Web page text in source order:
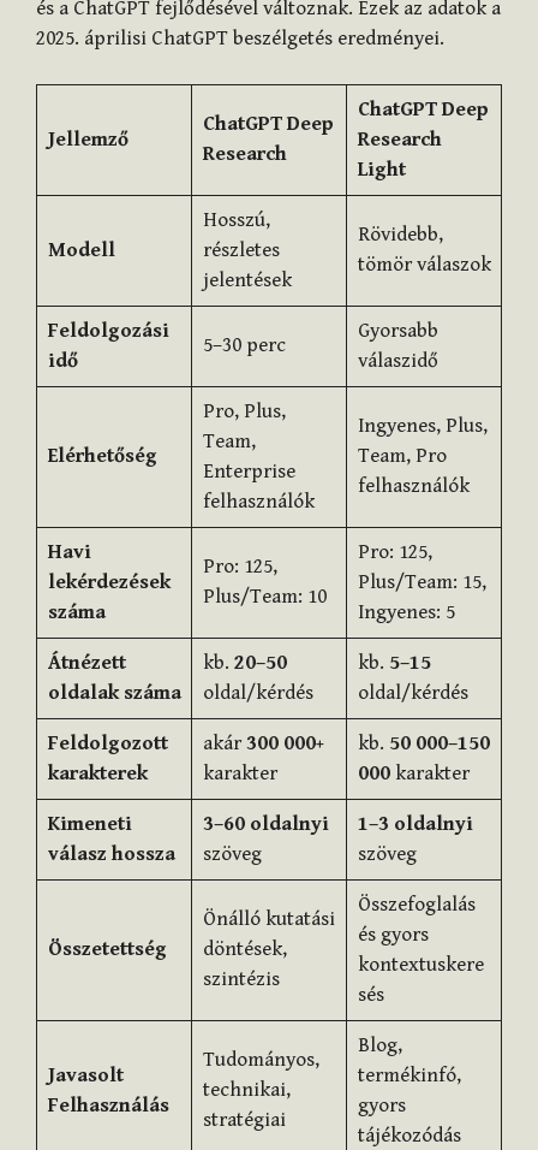
és a ChatGPT fejlődésével változnak. Ezek az adatok a
2025. áprilisi ChatGPT beszélgetés eredményei.
Jellemző
ChatGPT Deep
Research
ChatGPT Deep
Research
Light
Modell
Hosszú,
részletes
jelentések
Rövidebb,
tömör válaszok
Feldolgozási
idő
5–30 perc
Gyorsabb
válaszidő
Elérhetőség
Pro, Plus,
Team,
Enterprise
felhasználók
Ingyenes, Plus,
Team, Pro
felhasználók
Havi
lekérdezések
száma
Pro: 125,
Plus/Team: 10
Pro: 125,
Plus/Team: 15,
Ingyenes: 5
Átnézett
oldalak száma
kb. 20–50
oldal/kérdés
kb. 5–15
oldal/kérdés
Feldolgozott
karakterek
akár300 000+
karakter
kb. 50 000–150
000karakter
Kimeneti
válasz hossza
3–60 oldalnyi
szöveg
1–3 oldalnyi
szöveg
Összetettség
Önálló kutatási
döntések,
szintézis
Összefoglalás
és gyors
kontextuskere
sés
Javasolt
Felhasználás
Tudományos,
technikai,
stratégiai
Blog,
termékinfó,
gyors
tájékozódás